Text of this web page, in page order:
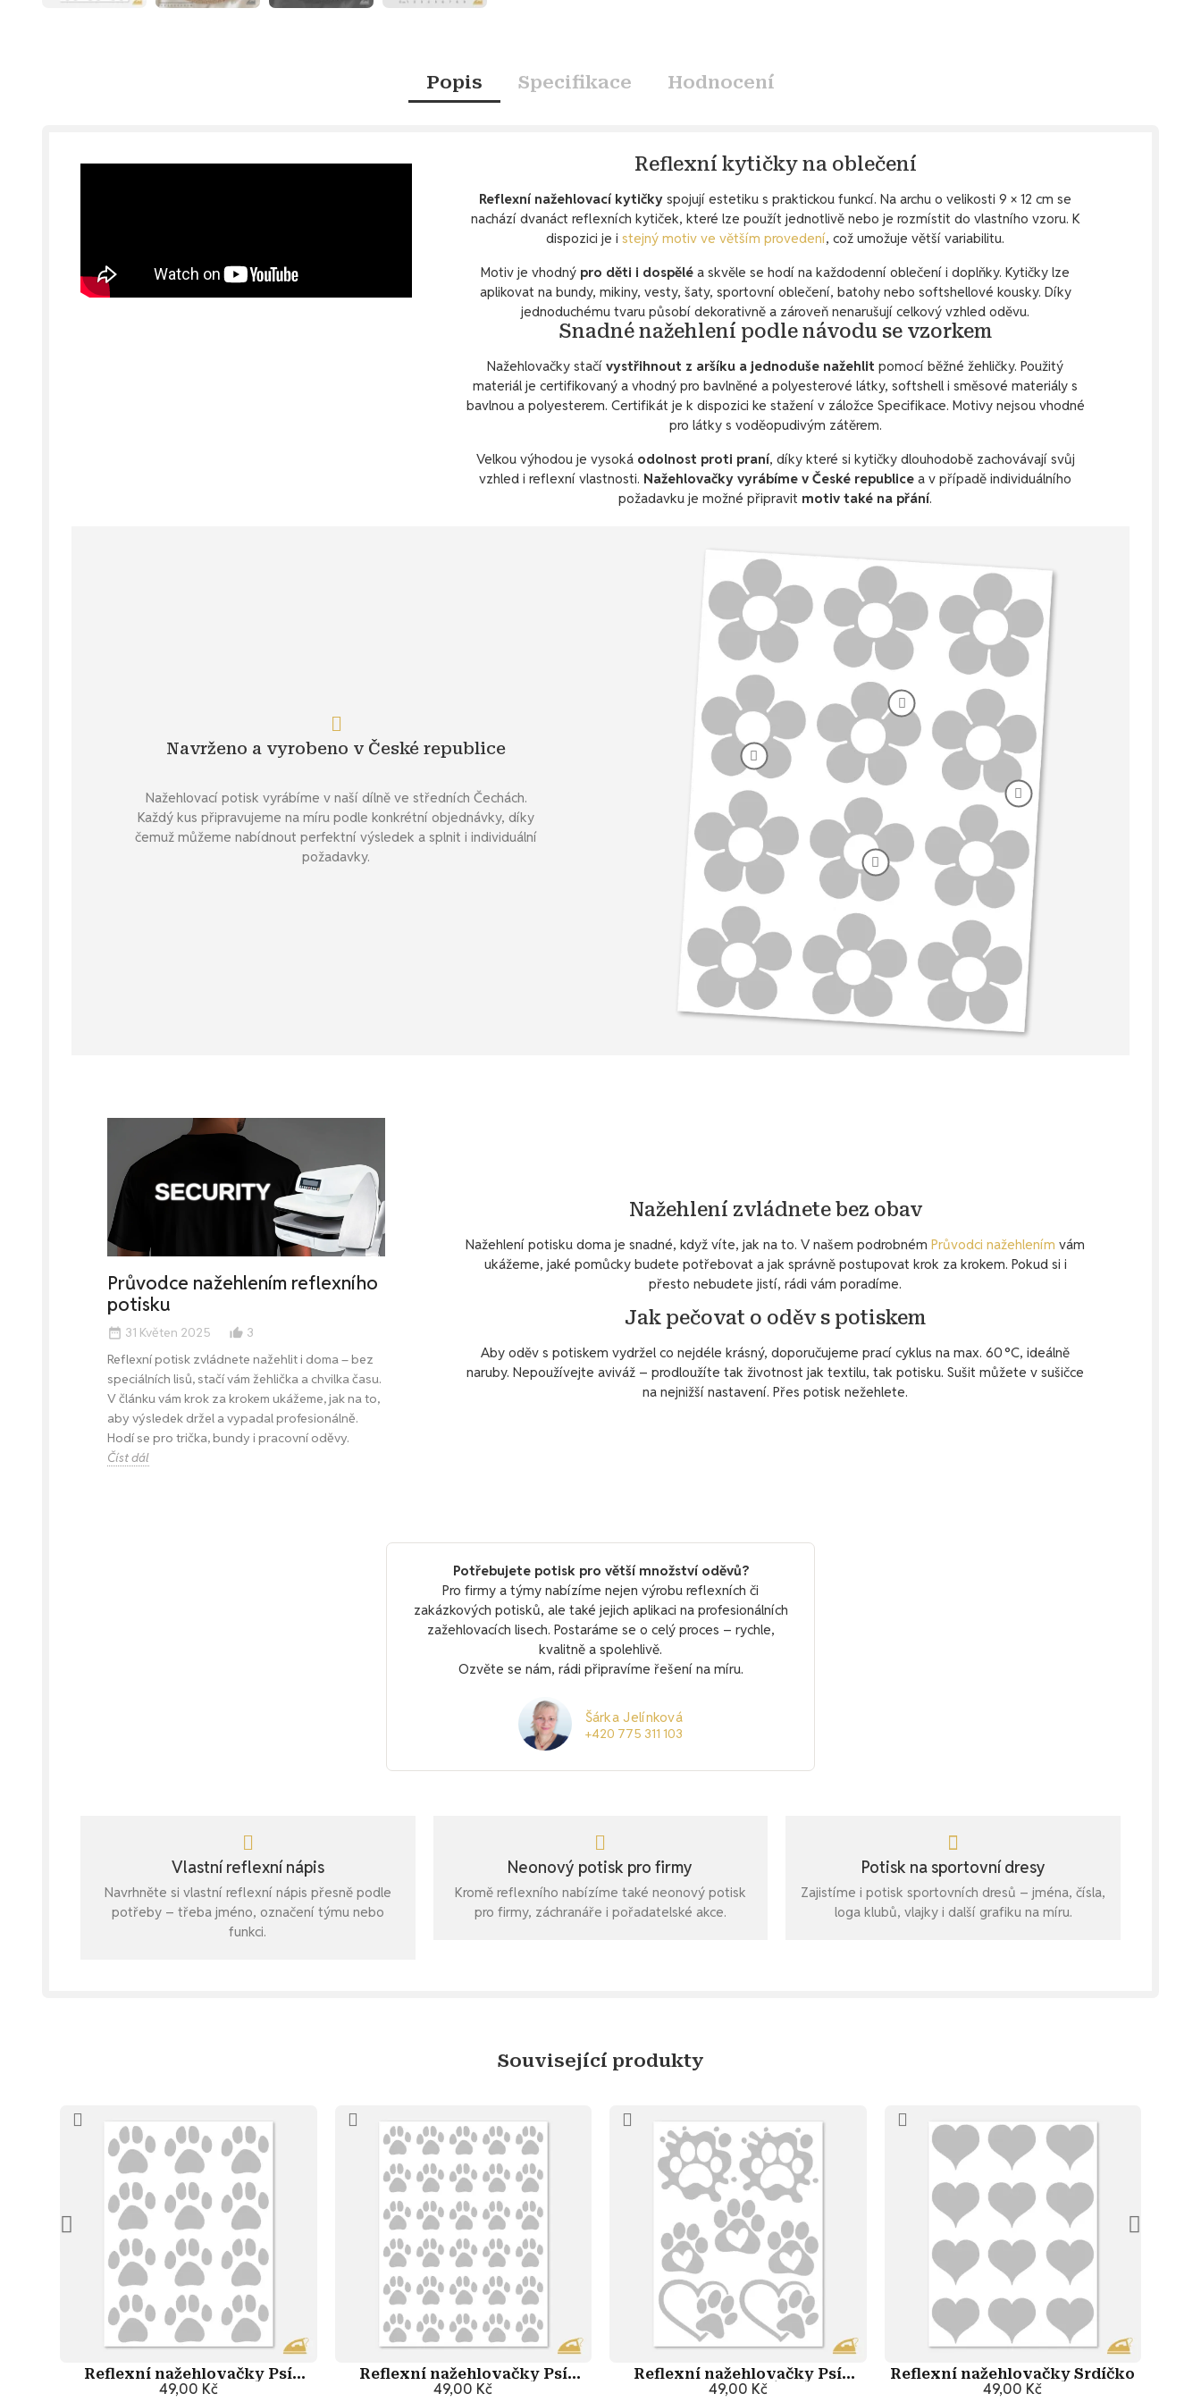
Popis Specifikace Hodnocení
Reflexní kytičky na oblečení
Reflexní nažehlovací kytičky spojují estetiku s praktickou funkcí. Na archu o velikosti 9 × 12 cm se
nachází dvanáct reflexních kytiček, které lze použít jednotlivě nebo je rozmístit do vlastního vzoru. K
dispozici je istejný motiv ve větším provedení, což umožuje větší variabilitu.
Motiv je vhodný pro děti i dospělé a skvěle se hodí na každodenní oblečení i doplňky. Kytičky lze
aplikovat na bundy, mikiny, vesty, šaty, sportovní oblečení, batohy nebo softshellové kousky. Díky
jednoduchému tvaru působí dekorativně a zároveň nenarušují celkový vzhled oděvu.
Snadné nažehlení podle návodu se vzorkem
Nažehlovačky stačívystřihnout z aršíku a jednoduše nažehlit pomocí běžné žehličky. Použitý
materiál je certifikovaný a vhodný pro bavlněné a polyesterové látky, softshell i směsové materiály s
bavlnou a polyesterem. Certifikát je k dispozici ke stažení v záložce Specifikace. Motivy nejsou vhodné
pro látky s voděopudivým zátěrem.
Velkou výhodou je vysoká odolnost proti praní, díky které si kytičky dlouhodobě zachovávají svůj
vzhled i reflexní vlastnosti. Nažehlovačky vyrábíme v České republice a v případě individuálního
požadavku je možné připravit motiv také na přání.
Navrženo a vyrobeno v České republice
Nažehlovací potisk vyrábíme v naší dílně ve středních Čechách.
Každý kus připravujeme na míru podle konkrétní objednávky, díky
čemuž můžeme nabídnout perfektní výsledek a splnit i individuální
požadavky.
Průvodce nažehlením reflexního
potisku
date_range 31 Květen 2025 thumb_up_alt 3
Reflexní potisk zvládnete nažehlit i doma – bez
speciálních lisů, stačí vám žehlička a chvilka času.
V článku vám krok za krokem ukážeme, jak na to,
aby výsledek držel a vypadal profesionálně.
Hodí se pro trička, bundy i pracovní oděvy.
Číst dál
Nažehlení zvládnete bez obav
Nažehlení potisku doma je snadné, když víte, jak na to. V našem podrobnémPrůvodci nažehlením vám
ukážeme, jaké pomůcky budete potřebovat a jak správně postupovat krok za krokem. Pokud si i
přesto nebudete jistí, rádi vám poradíme.
Jak pečovat o oděv s potiskem
Aby oděv s potiskem vydržel co nejdéle krásný, doporučujeme prací cyklus na max. 60 °C, ideálně
naruby. Nepoužívejte aviváž – prodloužíte tak životnost jak textilu, tak potisku. Sušit můžete v sušičce
na nejnižší nastavení. Přes potisk nežehlete.
Potřebujete potisk pro větší množství oděvů?
Pro firmy a týmy nabízíme nejen výrobu reflexních či
zakázkových potisků, ale také jejich aplikaci na profesionálních
zažehlovacích lisech. Postaráme se o celý proces – rychle,
kvalitně a spolehlivě.
Ozvěte se nám, rádi připravíme řešení na míru.
Šárka Jelínková
+420 775 311 103
Vlastní reflexní nápis
Navrhněte si vlastní reflexní nápis přesně podle
potřeby – třeba jméno, označení týmu nebo
funkci.
Neonový potisk pro firmy
Kromě reflexního nabízíme také neonový potisk
pro firmy, záchranáře i pořadatelské akce.
Potisk na sportovní dresy
Zajistíme i potisk sportovních dresů – jména, čísla,
loga klubů, vlajky i další grafiku na míru.
Související produkty
Reflexní nažehlovačky Psí
stopy
49,00 Kč
Přidat do košíku
Reflexní nažehlovačky Psí
stopy Mini
49,00 Kč
Přidat do košíku
Reflexní nažehlovačky Psí
tlapky se srdíčky
49,00 Kč
Přidat do košíku
Reflexní nažehlovačky Srdíčko
49,00 Kč
Přidat do košíku